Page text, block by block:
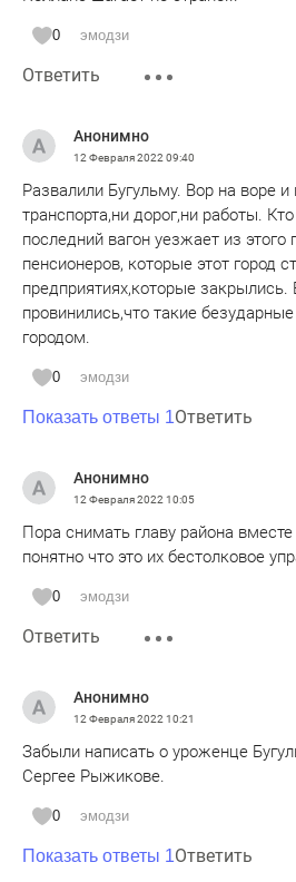
0 эмодзи
Ответить
Анонимно
12 Февраля 2022 09:40
Развалили Бугульму. Вор на воре
транспорта,ни дорог,ни работы.
последний вагон уезжает из этого
пенсионеров, которые этот город
предприятиях,которые закрылись.
провинились,что такие
городом.
0 эмодзи
Показать ответы 1Ответить
Анонимно
12 Февраля 2022 10:05
Пора снимать главу района
понятно что это их бестолковое
0 эмодзи
Ответить
Анонимно
12 Февраля 2022 10:21
Забыли написать о уроженце
Сергее Рыжикове.
0 эмодзи
Показать ответы 1Ответить